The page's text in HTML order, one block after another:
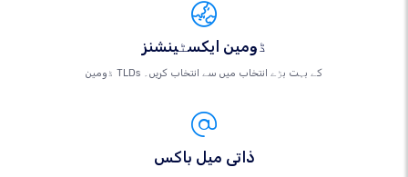
ڈومین ایکسٹینشنز
ڈومین TLDs کے بہت بڑے انتخاب میں سے انتخاب کریں۔
ذاتی میل باکس